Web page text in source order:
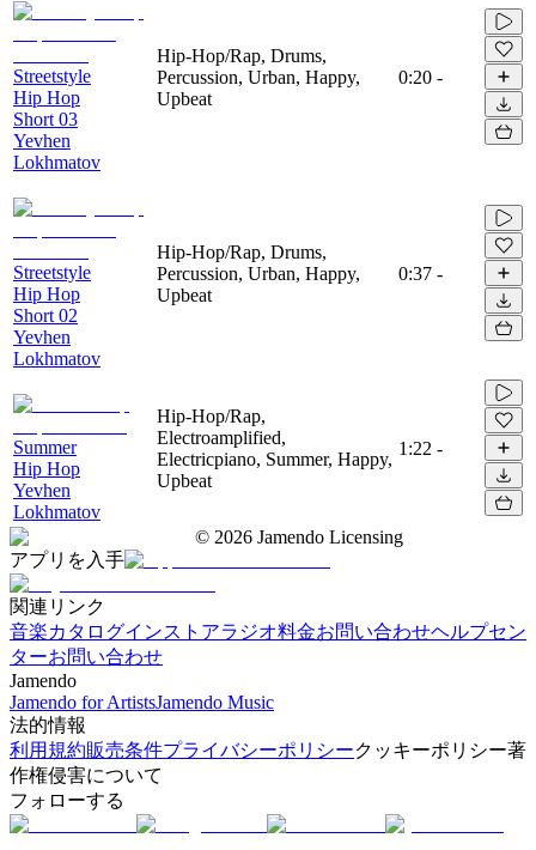
Streetstyle
Hip Hop
Short 03
Yevhen
Lokhmatov
Hip-Hop/Rap, Drums,
Percussion, Urban, Happy,
Upbeat
0:20 -
Streetstyle
Hip Hop
Short 02
Yevhen
Lokhmatov
Hip-Hop/Rap, Drums,
Percussion, Urban, Happy,
Upbeat
0:37 -
Summer
Hip Hop
Yevhen
Lokhmatov
Hip-Hop/Rap,
Electroamplified,
Electricpiano, Summer, Happy,
Upbeat
1:22 -
© 2026 Jamendo Licensing
アプリを入手
関連リンク
音楽カタログインストアラジオ料金お問い合わせヘルプセン
ターお問い合わせ
Jamendo
Jamendo for ArtistsJamendo Music
法的情報
利用規約販売条件プライバシーポリシークッキーポリシー著
作権侵害について
フォローする